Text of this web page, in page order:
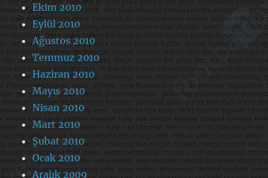
Ekim 2010
Eylül 2010
Ağustos 2010
Temmuz 2010
Haziran 2010
Mayıs 2010
Nisan 2010
Mart 2010
Şubat 2010
Ocak 2010
Aralık 2009